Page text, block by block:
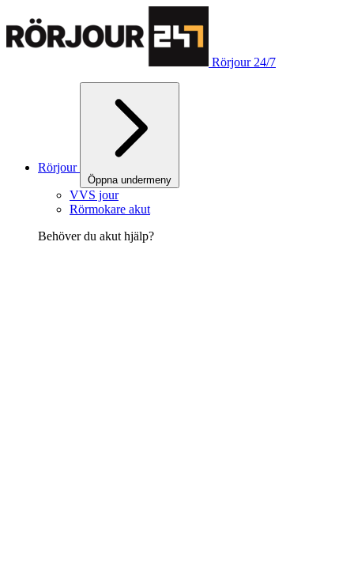
Rörjour 24/7
Rörjour
Öppna undermeny
VVS jour
Rörmokare akut
Behöver du akut hjälp?